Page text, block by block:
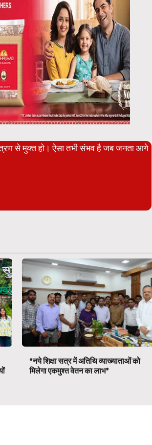
से मुक्त हो। ऐसा तभी संभव है जब जनता आगे
*नये शिक्षा सत्र में अतिथि व्याख्याताओं को
मिलेगा एकमुश्त वेतन का लाभ*